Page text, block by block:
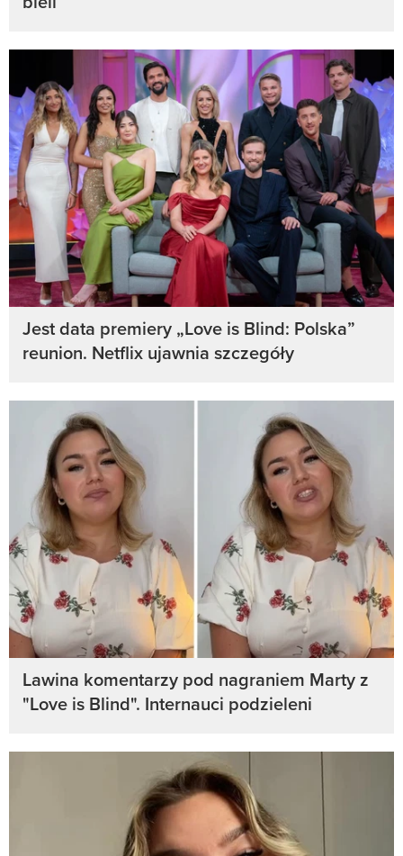
Jest data premiery „Love is Blind: Polska”
reunion. Netflix ujawnia szczegóły
Lawina komentarzy pod nagraniem Marty z
"Love is Blind". Internauci podzieleni